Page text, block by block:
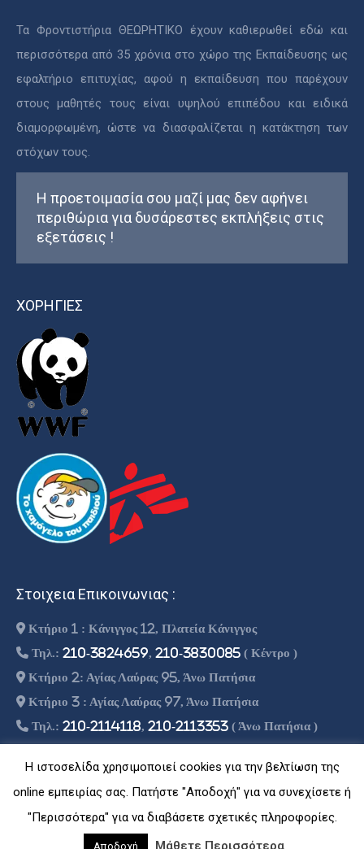
Τα Φροντιστήρια ΘΕΩΡΗΤΙΚΟ έχουν καθιερωθεί εδώ και
περισσότερα από 35 χρόνια στο χώρο της Εκπαίδευσης ως
εφαλτήριο επιτυχίας, αφού η εκπαίδευση που παρέχουν
στους μαθητές τους είναι υψηλού επιπέδου και ειδικά
διαμορφωμένη, ώστε να διασφαλίζεται η κατάκτηση των
στόχων τους.
Η προετοιμασία σου μαζί μας δεν αφήνει
περιθώρια για δυσάρεστες εκπλήξεις στις
εξετάσεις !
ΧΟΡΗΓΙΕΣ
Στοιχεια Επικοινωνιας :
Κτήριο 1 : Κάνιγγος 12, Πλατεία Κάνιγγος
Τηλ.: 210-3824659 210-3830085 ( Κέντρο )
Κτήριο 2: Αγίας Λαύρας 95, Άνω Πατήσια
Κτήριο 3 : Αγίας Λαύρας 97, Άνω Πατήσια
Τηλ.: 210-2114118 210-2113353 ( Άνω Πατήσια )
| Powered By
Η ιστοσελίδα χρησιμοποιεί cookies για την βελτίωση της
online εμπειρίας σας. Πατήστε "Αποδοχή" για να συνεχίσετε ή
"Περισσότερα" για να διαβάσετε σχετικές πληροφορίες.
Αποδοχή Μάθετε Περισσότερα